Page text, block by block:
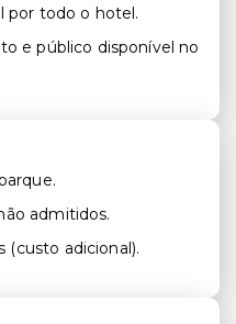
por todo o hotel.
e público disponível no
admitidos.
(custo adicional).